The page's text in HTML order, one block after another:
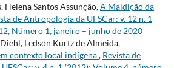
Helena Santos Assunção,A Maldição da
de Antropologia da UFSCar: v. 12 n. 1
Número 1, janeiro – junho de 2020
Ledson Kurtz de Almeida,
contexto local indígena, Revista de